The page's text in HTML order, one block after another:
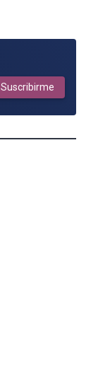
Suscribirme